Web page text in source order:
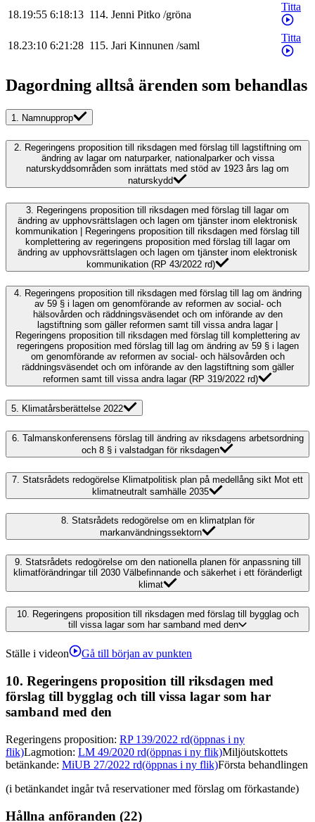
18.19:55 6:18:13 114. Jenni Pitko /gröna
Titta
18.23:10 6:21:28 115. Jari Kinnunen /saml
Titta
Dagordning alltså ärenden som behandlas
1. Namnupprop
2. Regeringens proposition till riksdagen med förslag till lagstiftning om
ändring av lagar om naturparker, nationalparker och vissa
naturskyddsområden som inrättats med stöd av 1923 års lag om
naturskydd
3. Regeringens proposition till riksdagen med förslag till lagar om
ändring av upphovsrättslagen och lagen om tjänster inom elektronisk
kommunikation | Regeringens proposition till riksdagen med förslag till
komplettering av regeringens proposition med förslag till lagar om
ändring av upphovsrättslagen och lagen om tjänster inom elektronisk
kommunikation (RP 43/2022 rd)
4. Regeringens proposition till riksdagen med förslag till lag om ändring
av 59 § i lagen om genomförande av reformen av social- och
hälsovården och räddningsväsendet och om införande av den
lagstiftning som gäller reformen samt till vissa andra lagar |
Regeringens proposition till riksdagen med förslag till komplettering av
regeringens proposition med förslag till lag om ändring av 59 § i lagen
om genomförande av reformen av social- och hälsovården och
räddningsväsendet och om införande av den lagstiftning som gäller
reformen samt till vissa andra lagar (RP 319/2022 rd)
5. Klimatårsberättelse 2022
6. Talmanskonferensens förslag till ändring av riksdagens arbetsordning
och 8 § i valstadgan för riksdagen
7. Statsrådets redogörelse Klimatpolitisk plan på medellång sikt Mot ett
klimatneutralt samhälle 2035
8. Statsrådets redogörelse om en klimatplan för
markanvändningssektorn
9. Statsrådets redogörelse om den nationella planen för anpassning till
klimatförändringar till 2030 Välbefinnande och säkerhet i ett föränderligt
klimat
10.
Regeringens proposition till riksdagen med förslag till bygglag och
till vissa lagar som har samband med den
Ställe i videon Gå till början av punkten
10. Regeringens proposition till riksdagen med
förslag till bygglag och till vissa lagar som har
samband med den
Regeringens proposition: RP 139/2022 rd(öppnas i ny
flik)Lagmotion: LM 49/2020 rd(öppnas i ny flik)Miljöutskottets
betänkande: MiUB 27/2022 rd(öppnas i ny flik)Första behandlingen
(i betänkandet ingår två reservationer med förslag om förkastande)
Hållna anföranden (22)